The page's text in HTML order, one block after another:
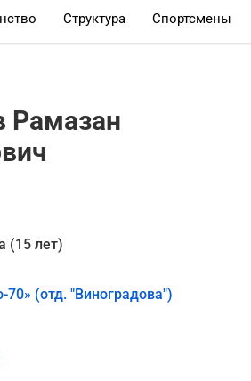
Структура Спортсмены
Рамазан
(15 лет)
(отд. "Виноградова")